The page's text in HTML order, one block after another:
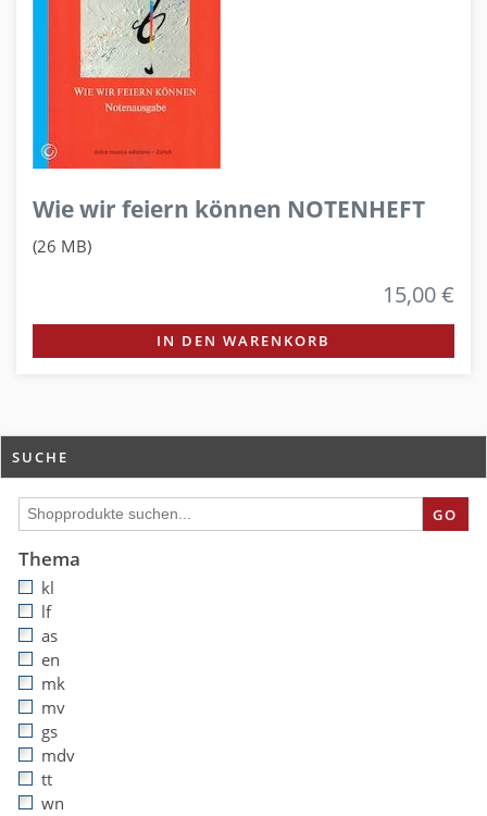
Wie wir feiern können NOTENHEFT
(26 MB)
15,00 €
IN DEN WARENKORB
SUCHE
GO
Thema
kl
lf
as
en
mk
mv
gs
mdv
tt
wn